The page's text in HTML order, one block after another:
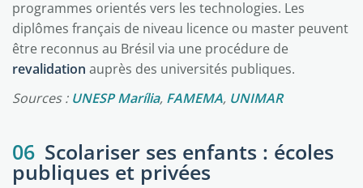
programmes orientés vers les technologies. Les
diplômes français de niveau licence ou master peuvent
être reconnus au Brésil via une procédure de
revalidation auprès des universités publiques.
Sources : UNESP Marília, FAMEMA, UNIMAR
06 Scolariser ses enfants : écoles
publiques et privées